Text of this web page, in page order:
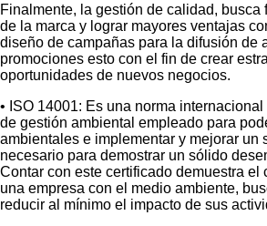
Finalmente, la gestión de calidad, busca
de la marca y lograr mayores ventajas
diseño de campañas para la difusión de
promociones esto con el fin de crear
oportunidades de nuevos negocios.
• ISO 14001: Es una norma
de gestión ambiental empleado para
ambientales e implementar y mejorar un
necesario para demostrar un sólido
Contar con este certificado demuestra el
una empresa con el medio ambiente,
reducir al mínimo el impacto de sus